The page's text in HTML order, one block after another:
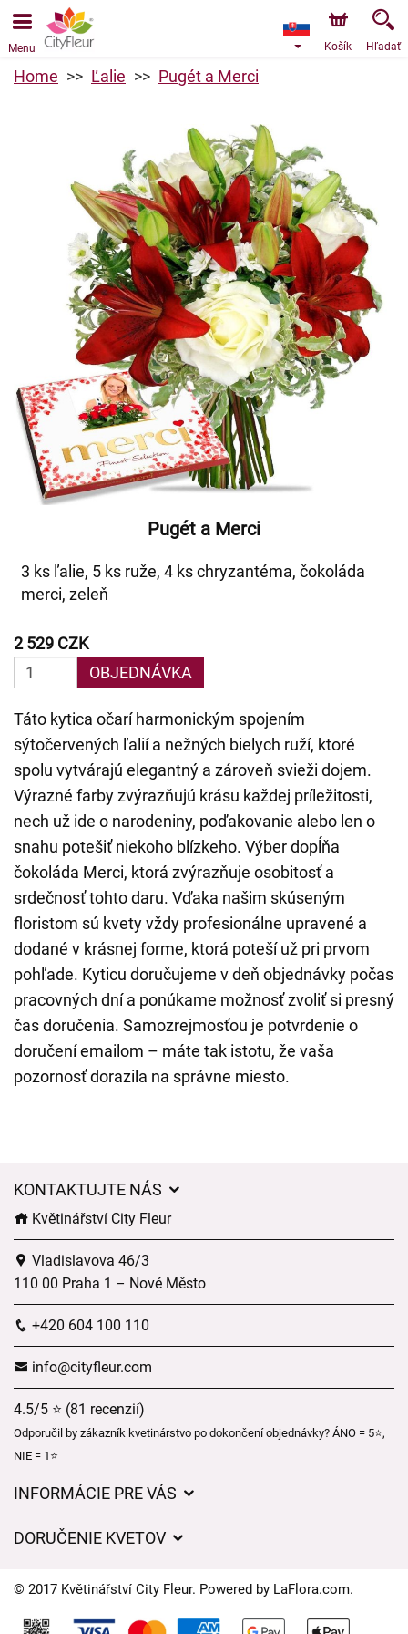
Objednávky prijímame prostredníctvom nášho e-shopu.
Najskorší možný termín doručenia je od 7.8.2026 z dôvodu
Menu Košík Hľadať
Home Ľalie Pugét a Merci
Pugét a Merci
3 ks ľalie, 5 ks ruže, 4 ks chryzantéma, čokoláda
merci, zeleň
2 529 CZK
OBJEDNÁVKA
Táto kytica očarí harmonickým spojením
sýtočervených ľalií a nežných bielych ruží, ktoré
spolu vytvárajú elegantný a zároveň svieži dojem.
Výrazné farby zvýrazňujú krásu každej príležitosti,
nech už ide o narodeniny, poďakovanie alebo len o
snahu potešiť niekoho blízkeho. Výber dopĺňa
čokoláda Merci, ktorá zvýrazňuje osobitosť a
srdečnosť tohto daru. Vďaka našim skúseným
floristom sú kvety vždy profesionálne upravené a
dodané v krásnej forme, ktorá poteší už pri prvom
pohľade. Kyticu doručujeme v deň objednávky počas
pracovných dní a ponúkame možnosť zvoliť si presný
čas doručenia. Samozrejmosťou je potvrdenie o
doručení emailom – máte tak istotu, že vaša
pozornosť dorazila na správne miesto.
KONTAKTUJTE NÁS
Květinářství City Fleur
Vladislavova 46/3
110 00 Praha 1 – Nové Město
+420 604 100 110
info@cityfleur.com
4.5/5 ⭐ (81 recenzií)
Odporučil by zákazník kvetinárstvo po dokončení objednávky? ÁNO = 5⭐,
NIE = 1⭐
INFORMÁCIE PRE VÁS
Časy doručenia kvetov – prehľad možností
DORUČENIE KVETOV
Kam doručujeme kvety
Súbory cookie
© 2017 Květinářství City Fleur. Powered by LaFlora.com.